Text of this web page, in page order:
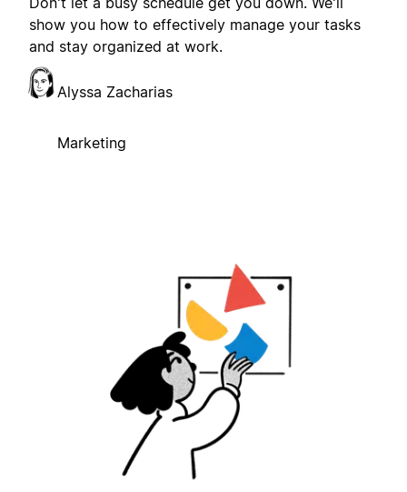
show you how to effectively manage your tasks
and stay organized at work.
Alyssa Zacharias
Marketing